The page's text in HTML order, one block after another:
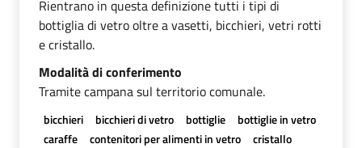
Rientrano in questa definizione tutti i tipi di
bottiglia di vetro oltre a vasetti, bicchieri, vetri rotti
e cristallo.
Modalità di conferimento
Tramite campana sul territorio comunale.
bicchieri bicchieri di vetro bottiglie
bottiglie in vetro
caraffe
contenitori per alimenti in vetro
cristallo